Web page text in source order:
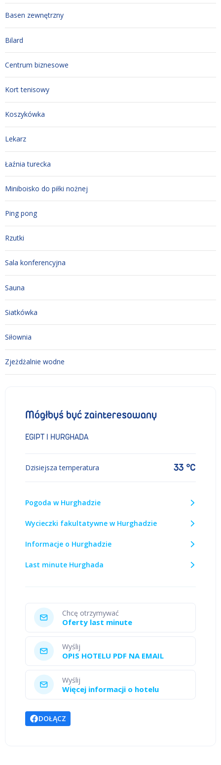
Basen zewnętrzny
Bilard
Centrum biznesowe
Kort tenisowy
Koszykówka
Lekarz
Łaźnia turecka
Miniboisko do piłki nożnej
Ping pong
Rzutki
Sala konferencyjna
Sauna
Siatkówka
Siłownia
Zjeżdżalnie wodne
Mógłbyś być zainteresowany
EGIPT I HURGHADA
Dzisiejsza temperatura 33 °C
Pogoda w Hurghadzie
Wycieczki fakultatywne w Hurghadzie
Informacje o Hurghadzie
Last minute Hurghada
Chcę otrzymywać
Oferty last minute
Wyślij
OPIS HOTELU PDF NA EMAIL
Wyślij
Więcej informacji o hotelu
DOŁĄCZ